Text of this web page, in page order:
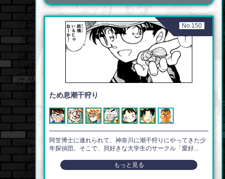
No.150
ため息潮干狩り
阿笠博士に連れられて、神奈川に潮干狩りにやってきた少
年探偵団。そこで、貝好きな大学生のサークル「愛好...
もっと見る